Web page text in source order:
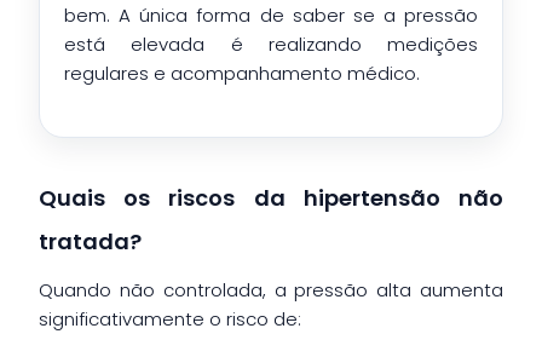
bem. A única forma de saber se a pressão
está elevada é realizando medições
regulares e acompanhamento médico.
Quais os riscos da hipertensão não
tratada?
Quando não controlada, a pressão alta aumenta
significativamente o risco de: